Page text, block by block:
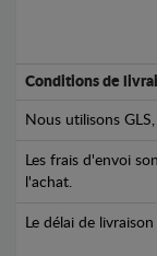
Conditions de
Nous utilisons
Les frais d'envoi
l'achat.
Le délai de